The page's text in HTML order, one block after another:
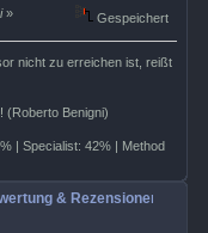
» Gespeichert
nicht zu erreichen ist, reißt
(Roberto Benigni)
| Specialist: 42% | Method
& Rezensionen